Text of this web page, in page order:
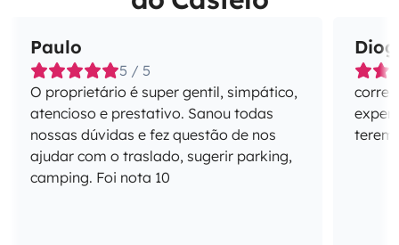
Paulo
5 / 5
O proprietário é super gentil, simpático,
atencioso e prestativo. Sanou todas
nossas dúvidas e fez questão de nos
ajudar com o traslado, sugerir parking,
camping. Foi nota 10
terem